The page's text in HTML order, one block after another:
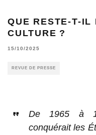
QUE RESTE-T-IL
CULTURE ?
15/10/2025
REVUE DE PRESSE
De 1965 à
conquérait les